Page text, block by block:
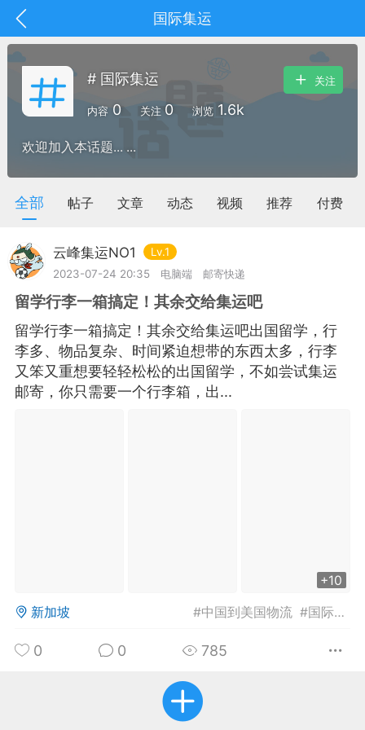
国际集运
每日任务 签到有奖
华人资讯
阅读洛杉矶新闻
华人论坛
民宿短租 房屋买卖 商铺转让
# 国际集运
内容 0 关注 0 浏览 1.6k
关注
欢迎加入本话题... ...
全部 帖子 文章 动态 视频 推荐 付费
云峰集运NO1
Lv.1
2023-07-24 20:35
电脑端 邮寄快递
留学行李一箱搞定！其余交给集运吧
留学行李一箱搞定！其余交给集运吧出国留学，行
李多、物品复杂、时间紧迫想带的东西太多，行李
又笨又重想要轻轻松松的出国留学，不如尝试集运
邮寄，你只需要一个行李箱，出...
+10
新加坡 #中国到美国物流 #国际集运
0 0 785